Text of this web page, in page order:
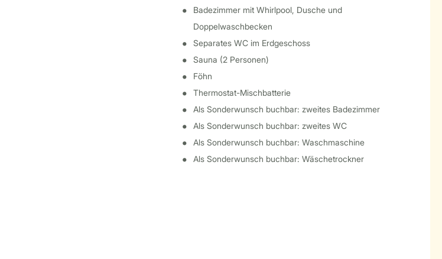
Badezimmer mit Whirlpool, Dusche und
Doppelwaschbecken
Separates WC im Erdgeschoss
Sauna (2 Personen)
Föhn
Thermostat-Mischbatterie
Als Sonderwunsch buchbar: zweites Badezimmer
Als Sonderwunsch buchbar: zweites WC
Als Sonderwunsch buchbar: Waschmaschine
Als Sonderwunsch buchbar: Wäschetrockner